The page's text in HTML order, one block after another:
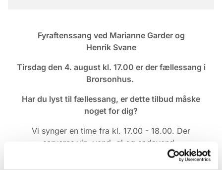
Fyraftenssang ved Marianne Garder og
Henrik Svane
Tirsdag den 4. august kl. 17.00 er der fællessang i
Brorsonhus.
Har du lyst til fællessang, er dette tilbud måske
noget for dig?
Vi synger en time fra kl. 17.00 - 18.00. Der
serveres vin, vand, øl og sodavand.
Pris: 20 kr. Pengene går ubeskåret til